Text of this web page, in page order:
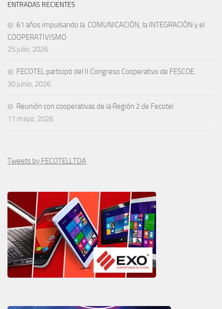
ENTRADAS RECIENTES
61 años impulsando la COMUNICACIÓN, la INTEGRACIÓN y el
COOPERATIVISMO
25 julio, 2026
FECOTEL participó del II Congreso Cooperativo de FESCOE
30 junio, 2026
Reunión con cooperativas de la Región 2 de Fecotel
11 mayo, 2026
Tweets by FECOTELLTDA